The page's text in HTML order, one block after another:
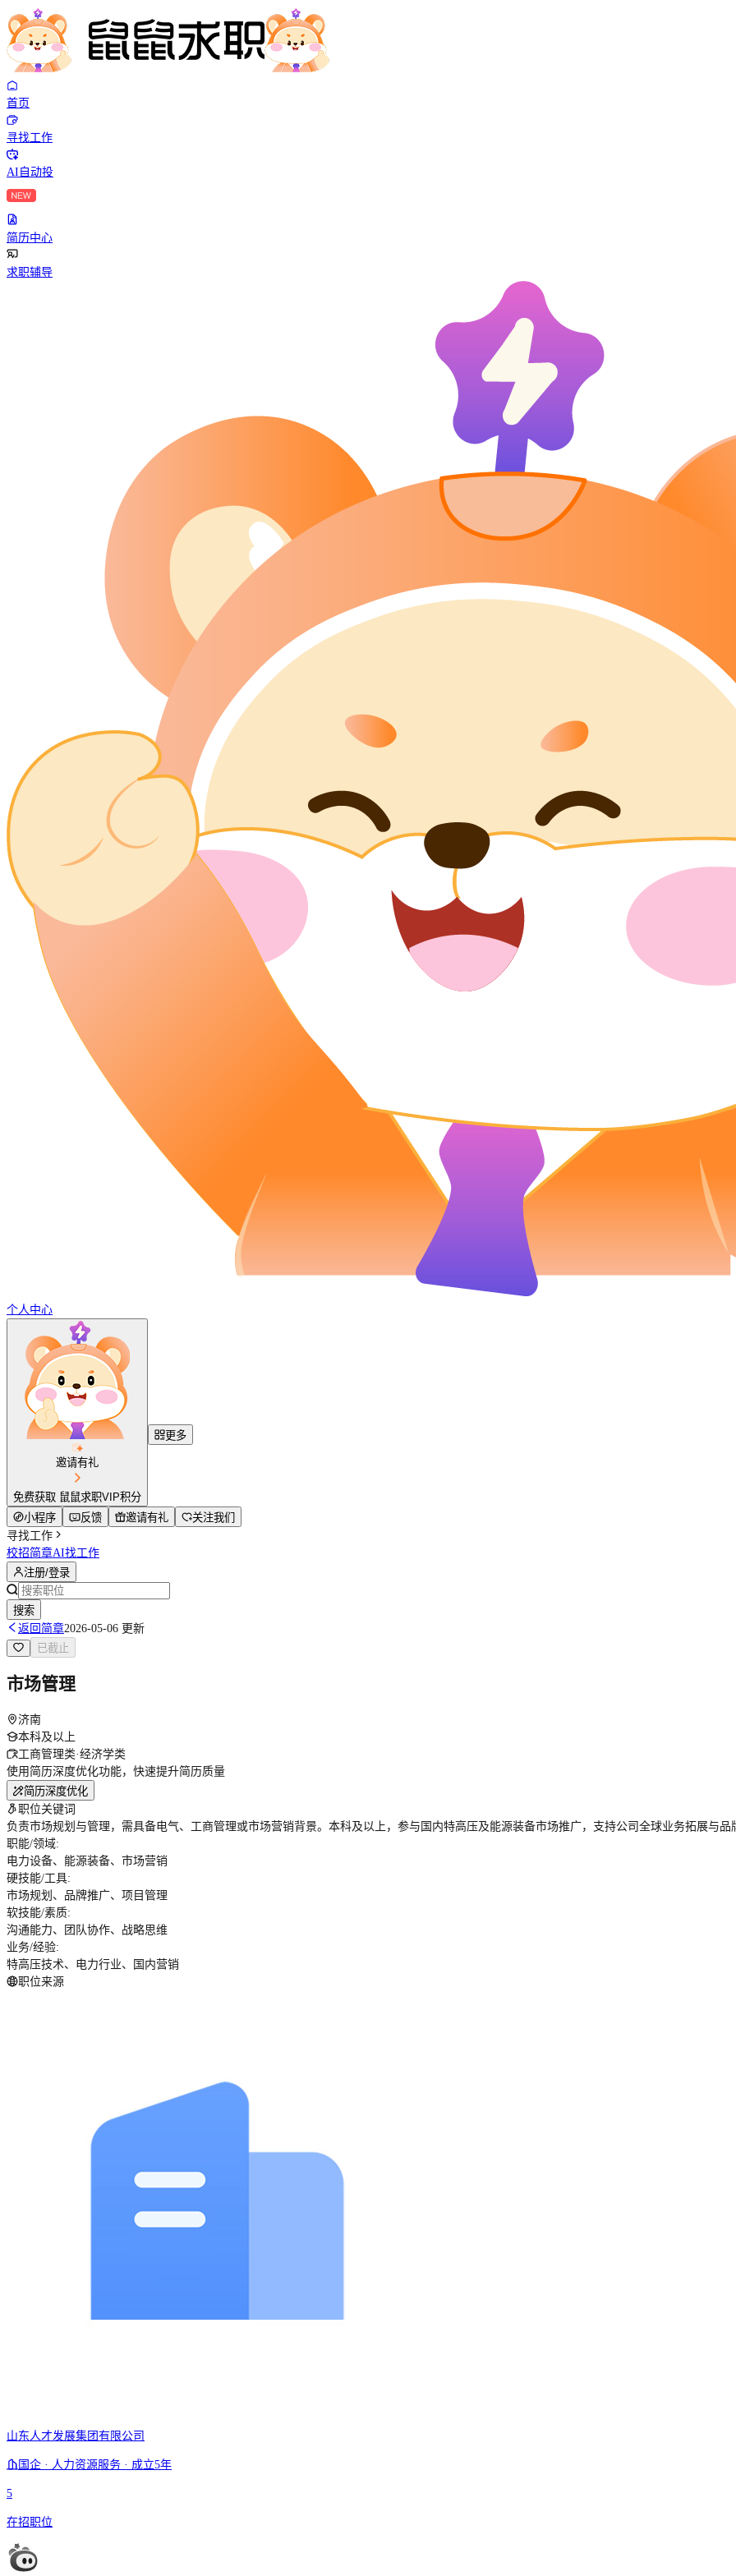
首页
寻找工作
AI自动投
简历中心
求职辅导
个人中心
邀请有礼
免费获取 鼠鼠求职VIP积分
更多
小程序 反馈 邀请有礼
关注我们
寻找工作
校招简章AI找工作
注册/登录
搜索
返回简章2026-05-06 更新
已截止
市场管理
济南
本科及以上
工商管理类·经济学类
使用简历深度优化功能，快速提升简历质量
简历深度优化
职位关键词
负责市场规划与管理，需具备电气、工商管理或市场营销背景。本科及以上，参与国内特高压及能源装备市场推广，支持公司全球业务拓展与品
职能/领域:
电力设备、能源装备、市场营销
硬技能/工具:
市场规划、品牌推广、项目管理
软技能/素质:
沟通能力、团队协作、战略思维
业务/经验:
特高压技术、电力行业、国内营销
职位来源
山东人才发展集团有限公司
国企 · 人力资源服务 · 成立5年
5
在招职位